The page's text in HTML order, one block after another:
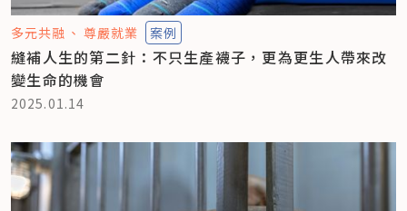
多元共融 尊嚴就業 案例
縫補人生的第二針：不只生產襪子，更為更生人帶來改
變生命的機會
2025.01.14